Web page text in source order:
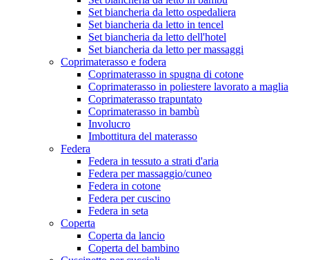
Set biancheria da letto ospedaliera
Set biancheria da letto in tencel
Set biancheria da letto dell'hotel
Set biancheria da letto per massaggi
Coprimaterasso e fodera
Coprimaterasso in spugna di cotone
Coprimaterasso in poliestere lavorato a maglia
Coprimaterasso trapuntato
Coprimaterasso in bambù
Involucro
Imbottitura del materasso
Federa
Federa in tessuto a strati d'aria
Federa per massaggio/cuneo
Federa in cotone
Federa per cuscino
Federa in seta
Coperta
Coperta da lancio
Coperta del bambino